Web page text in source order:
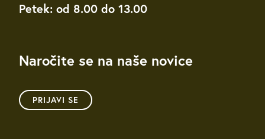
Petek: od 8.00 do 13.00
Naročite se na naše novice
PRIJAVI SE